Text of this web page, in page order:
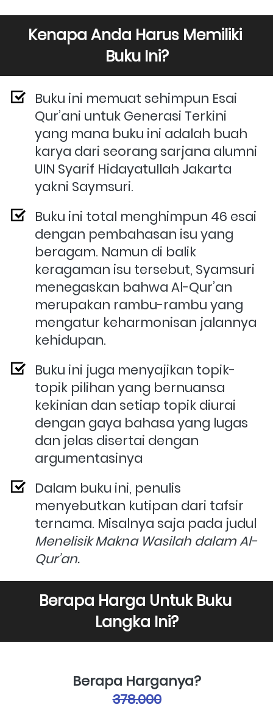
Kenapa Anda Harus Memiliki
Buku Ini?
Buku ini memuat sehimpun Esai
Qur’ani untuk Generasi Terkini
yang mana buku ini adalah buah
karya dari seorang sarjana alumni
UIN Syarif Hidayatullah Jakarta
yakni Saymsuri.
Buku ini total menghimpun 46 esai
dengan pembahasan isu yang
beragam. Namun di balik
keragaman isu tersebut, Syamsuri
menegaskan bahwa Al-Qur’an
merupakan rambu-rambu yang
mengatur keharmonisan jalannya
kehidupan.
Buku ini juga menyajikan topik-
topik pilihan yang bernuansa
kekinian dan setiap topik diurai
dengan gaya bahasa yang lugas
dan jelas disertai dengan
argumentasinya
Dalam buku ini, penulis
menyebutkan kutipan dari tafsir
ternama. Misalnya saja pada judul
Menelisik Makna Wasilah dalam Al-
Qur’an.
Berapa Harga Untuk Buku
Langka Ini?
Berapa Harganya?
378.000